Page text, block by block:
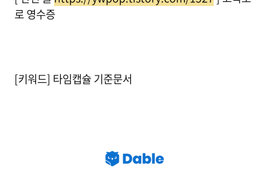
로 영수증
[키워드] 타임캡슐 기준문서